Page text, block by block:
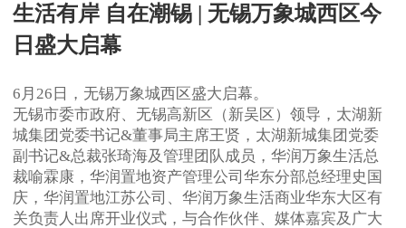
生活有岸 自在潮锡 | 无锡万象城西区今
日盛大启幕
6月26日，无锡万象城西区盛大启幕。
无锡市委市政府、无锡高新区（新吴区）领导，太湖新
城集团党委书记&董事局主席王贤，太湖新城集团党委
副书记&总裁张琦海及管理团队成员，华润万象生活总
裁喻霖康，华润置地资产管理公司华东分部总经理史国
庆，华润置地江苏公司、华润万象生活商业华东大区有
关负责人出席开业仪式，与合作伙伴、媒体嘉宾及广大